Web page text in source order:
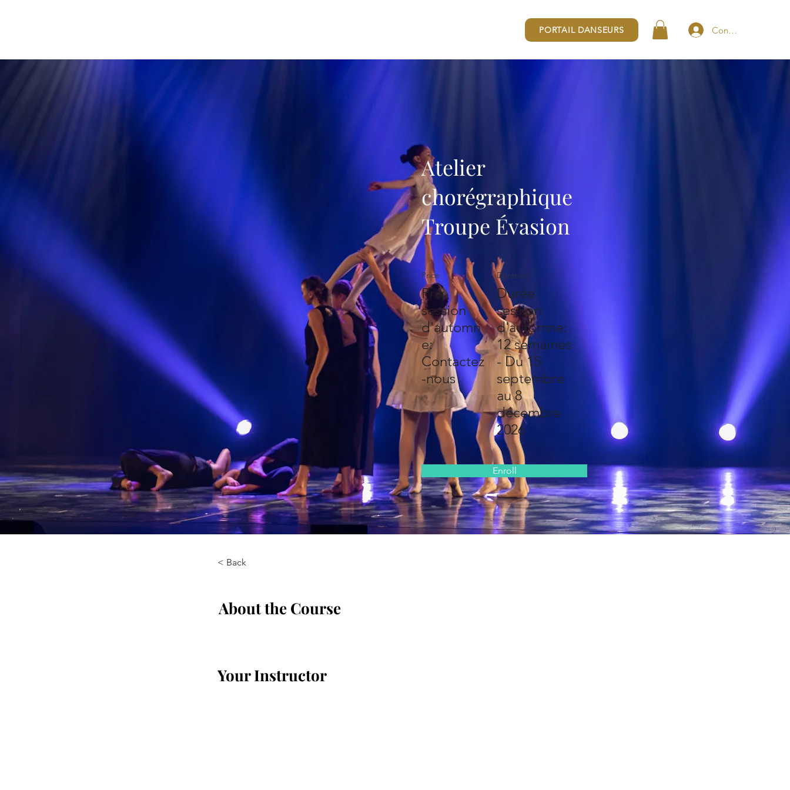
PORTAIL DANSEURS Connexion
Atelier
chorégraphique
Troupe Évasion
Price
Prix
session
d'automn
e:
Contactez
-nous
Duration
Durée
session
d'automne:
12 semaines
- Du 15
septembre
au 8
décembre
2026
Enroll
< Back
About the Course
Your Instructor